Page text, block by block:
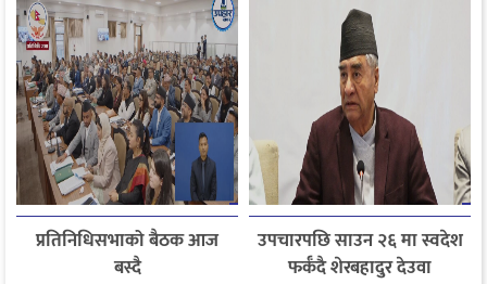
प्रतिनिधिसभाको बैठक आज
बस्दै
उपचारपछि साउन २६ मा स्वदेश
फर्कँदै शेरबहादुर देउवा